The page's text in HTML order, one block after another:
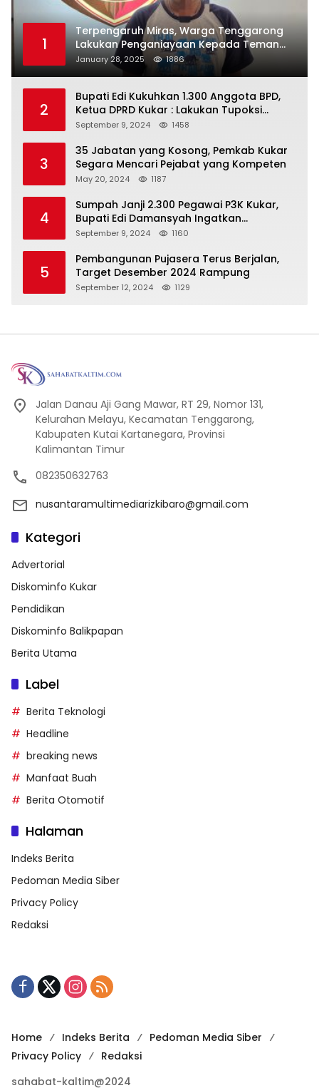
1
Terpengaruh Miras, Warga Tenggarong
Lakukan Penganiayaan Kepada Teman
Sendiri
January 28, 2025 1886
2
Bupati Edi Kukuhkan 1.300 Anggota BPD,
Ketua DPRD Kukar : Lakukan Tupoksi
Dengan Baik Untuk Wujudkan
September 9, 2024 1458
3
35 Jabatan yang Kosong, Pemkab Kukar
Segara Mencari Pejabat yang Kompeten
May 20, 2024 1187
4
Sumpah Janji 2.300 Pegawai P3K Kukar,
Bupati Edi Damansyah Ingatkan
Tanggung Jawab Baru
September 9, 2024 1160
5
Pembangunan Pujasera Terus Berjalan,
Target Desember 2024 Rampung
September 12, 2024 1129
Jalan Danau Aji Gang Mawar, RT 29, Nomor 131,
Kelurahan Melayu, Kecamatan Tenggarong,
Kabupaten Kutai Kartanegara, Provinsi
Kalimantan Timur
082350632763
nusantaramultimediarizkibaro@gmail.com
Kategori
Advertorial
Diskominfo Kukar
Pendidikan
Diskominfo Balikpapan
Berita Utama
Label
Berita Teknologi
Headline
breaking news
Manfaat Buah
Berita Otomotif
Halaman
Indeks Berita
Pedoman Media Siber
Privacy Policy
Redaksi
Home Indeks Berita
Pedoman Media Siber
Privacy Policy
Redaksi
sahabat-kaltim@2024